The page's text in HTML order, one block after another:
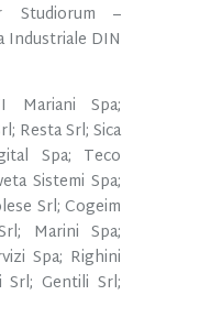
Studiorum –
Industriale DIN
Mariani Spa;
Resta Srl; Sica
Spa; Teco
Sistemi Spa;
Srl; Cogeim
Marini Spa;
Spa; Righini
Srl; Gentili Srl;